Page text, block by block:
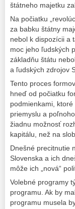
štátneho majetku
Na počiatku
za babku štátny
nebol k dispozícii a
moc jeho ľudských
základňu štátu
a ľudských zdrojov
Tento proces
hneď od počiatku
podmienkami,
priemyslu a
žiadnu možnosť
kapitálu, než na
Dnešné precitnutie
Slovenska a ich
môže ich „nová“
Volebné programy
programu. Ak by
programu musela